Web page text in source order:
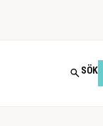
SÖK